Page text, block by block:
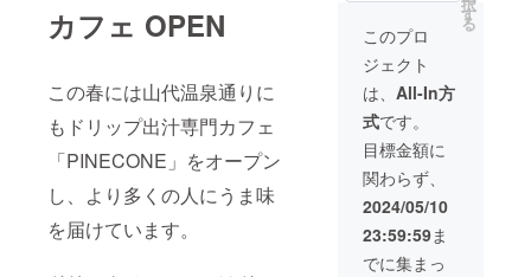
カフェ OPEN
この春には山代温泉通りに
もドリップ出汁専門カフェ
「PINECONE」をオープン
し、より多くの人にうま味
を届けています。
してく
賞味期
限：製
造より1
年 実際
にお届
けする
リター
ンと
ケージ
等のデ
約
30g（1
0g×3
パッ
ク） 保
存方
法：直
射日
光・高
温多湿
を避け
て保存
してく
開催さ
れる方
へのリ
ターン
でオス
スメで
す。 ゲ
ストに
特別な
うま味
を感じ
るひと
時を一
緒に届
す
る
このプロ
ジェクト
は、 All-In方
式です。
目標金額に
関わらず、
2024/05/10
23:59:59ま
でに集まっ